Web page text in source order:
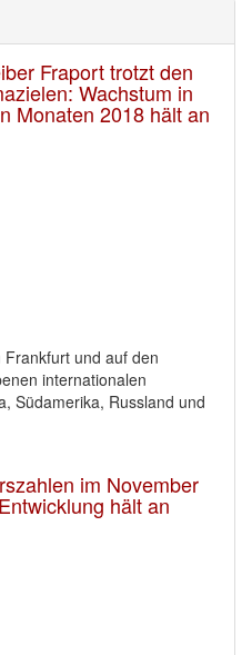
Fraport trotzt den
Wachstum in
Monaten 2018 hält an
und auf den
internationalen
Südamerika, Russland und
im November
hält an